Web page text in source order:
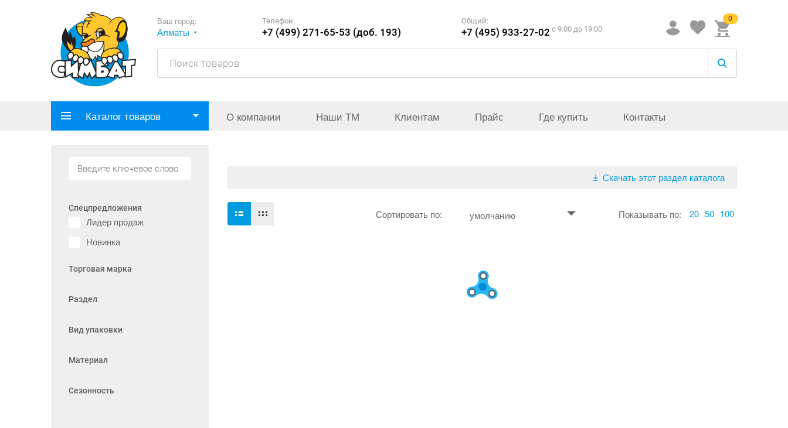
Ваш город:
Алматы
Телефон:
+7 (499) 271-65-53 (доб. 193)
Общий:
+7 (495) 933-27-02 c 9:00 до 19:00
0
Каталог товаров О компании Наши ТМ Клиентам Прайс Где купить Контакты
Спецпредложения
Лидер продаж
Новинка
Торговая марка
Раздел
Вид упаковки
Материал
Сезонность
Скачать этот раздел каталога
Сортировать по: умолчанию Показывать по: 20 50 100